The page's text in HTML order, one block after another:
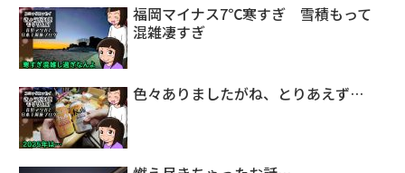
福岡マイナス7℃寒すぎ 雪積もって
混雑凄すぎ
色々ありましたがね、とりあえず…